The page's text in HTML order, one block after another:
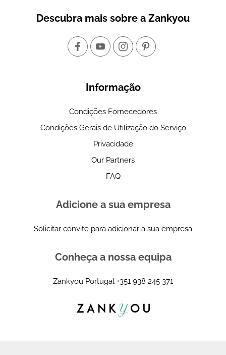
Descubra mais sobre a Zankyou
Informação
Condições Fornecedores
Condições Gerais de Utilização do Serviço
Privacidade
Our Partners
FAQ
Adicione a sua empresa
Solicitar convite para adicionar a sua empresa
Conheça a nossa equipa
Zankyou Portugal +351 938 245 371